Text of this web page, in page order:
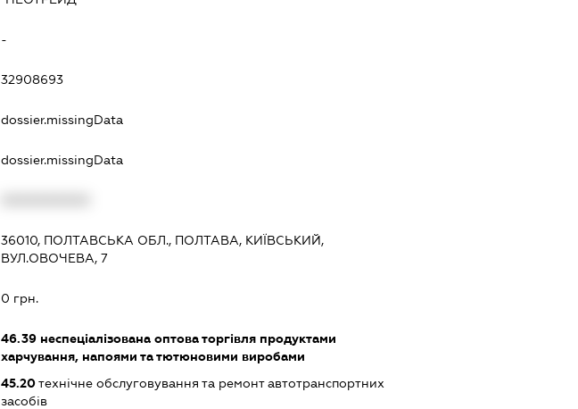
-
32908693
dossier.missingData
dossier.missingData
36010, ПОЛТАВСЬКА ОБЛ., ПОЛТАВА, КИЇВСЬКИЙ,
ВУЛ.ОВОЧЕВА, 7
0 грн.
46.39 неспеціалізована оптова торгівля продуктами
харчування, напоями та тютюновими виробами
45.20технічне обслуговування та ремонт автотранспортних
засобів